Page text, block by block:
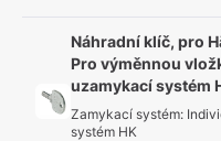
Náhradní klíč, pro
Pro výměnnou
uzamykací systém
Zamykací systém:
systém HK